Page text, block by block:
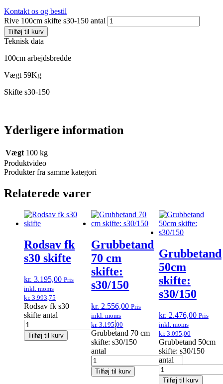
Kontakt os og bestil
Rive 100cm skifte s30-150 antal
Tilføj til kurv
Teknisk data
100cm arbejdsbredde
Vægt 59Kg
Skifte s30-150
Yderligere information
Vægt 100 kg
Produktvideo
Produkter fra samme kategori
Relaterede varer
Rodsav fk
s30 skifte
kr. 3.195,00 Pris
inkl. moms
kr. 3.993,75
Rodsav fk s30
skifte antal
Tilføj til kurv
Grubbetand
70 cm
skifte:
s30/150
kr. 2.556,00 Pris
inkl. moms
kr. 3.195,00
Grubbetand 70 cm
skifte: s30/150
antal
Tilføj til kurv
Grubbetand
50cm
skifte:
s30/150
kr. 2.476,00 Pris
inkl. moms
kr. 3.095,00
Grubbetand 50cm
skifte: s30/150
antal
Tilføj til kurv